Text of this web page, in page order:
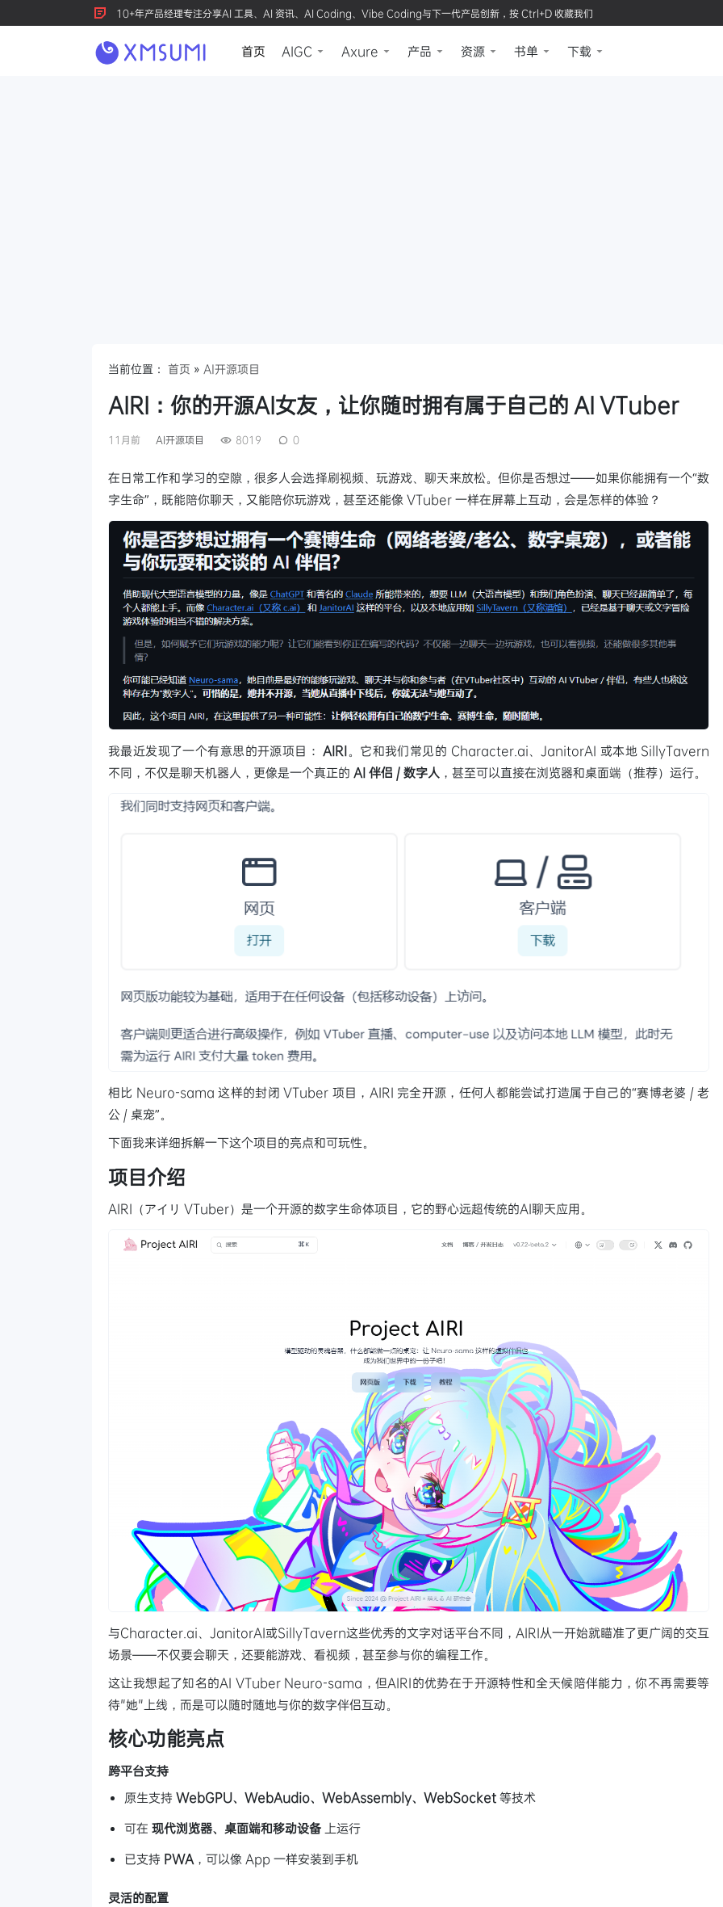
10+年产品经理专注分享AI 工具、AI 资讯、AI Coding、Vibe Coding与下一代产品创新，按 Ctrl+D 收藏我们
首页 AIGC Axure 产品 资源 书单 下载
当前位置： 首页 » AI开源项目
AIRI：你的开源AI女友，让你随时拥有属于自己的 AI VTuber
11月前 AI开源项目 8019 0
在日常工作和学习的空隙，很多人会选择刷视频、玩游戏、聊天来放松。但你是否想过——如果你能拥有一个“数
字生命”，既能陪你聊天，又能陪你玩游戏，甚至还能像 VTuber 一样在屏幕上互动，会是怎样的体验？
我最近发现了一个有意思的开源项目：AIRI。它和我们常见的 Character.ai、JanitorAI 或本地 SillyTavern
不同，不仅是聊天机器人，更像是一个真正的 AI 伴侣 / 数字人 ，甚至可以直接在浏览器和桌面端（推荐）运行。
相比 Neuro-sama 这样的封闭 VTuber 项目，AIRI 完全开源，任何人都能尝试打造属于自己的“赛博老婆 / 老
公 / 桌宠”。
下面我来详细拆解一下这个项目的亮点和可玩性。
项目介绍
AIRI（アイリ VTuber）是一个开源的数字生命体项目，它的野心远超传统的AI聊天应用。
与Character.ai、JanitorAI或SillyTavern这些优秀的文字对话平台不同，AIRI从一开始就瞄准了更广阔的交互
场景——不仅要会聊天，还要能游戏、看视频，甚至参与你的编程工作。
这让我想起了知名的AI VTuber Neuro-sama，但AIRI的优势在于开源特性和全天候陪伴能力，你不再需要等
待"她"上线，而是可以随时随地与你的数字伴侣互动。
核心功能亮点
跨平台支持
原生支持 WebGPU、WebAudio、WebAssembly、WebSocket 等技术
可在 现代浏览器、桌面端和移动设备 上运行
已支持 PWA ，可以像 App 一样安装到手机
灵活的配置